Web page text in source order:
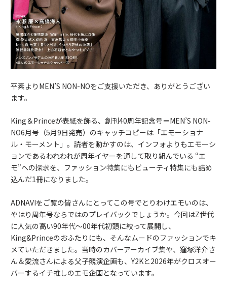
平素よりMEN’S NON-NOをご支援いただき、ありがとうござい
ます。
King＆Princeが表紙を飾る、創刊40周年記念号＝MEN’S NON-
NO6月号（5月9日発売）のキャッチコピーは「エモーショナ
ル・モーメント」。読者を動かすのは、インフォよりもエモーシ
ョンである――われわれが周年イヤーを通して取り組んでいる “エ
モ”への探求を、ファッション特集にもビューティ特集にも詰め
込んだ1冊になりました。
ADNAVIをご覧の皆さんにとってこの号でとりわけエモいのは、
やはり周年号ならではのプレイバックでしょうか。今回はZ世代
に人気の高い90年代～00年代初頭に絞って展開し、
King&Princeのおふたりにも、そんなムードのファッションでキ
メていただきました。当時のカバーアーカイブ集や、窪塚洋介さ
ん＆愛流さんによる父子競演企画も、Y2Kと2026年がクロスオー
バーするイチ推しのエモ企画となっています。